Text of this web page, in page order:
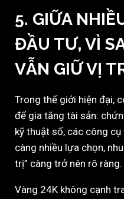
5. GIỮA
ĐẦU TƯ, VÌ
VẪN GIỮ VỊ
Trong thế giới hiện đại,
để gia tăng tài sản:
kỹ thuật số, các công
càng nhiều lựa chọn,
trị” càng trở nên rõ ràng.
Vàng 24K không cạnh